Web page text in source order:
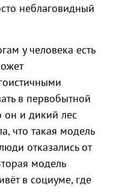
неблаговидный
у человека есть
в первобытной
он и дикий лес
что такая модель
отказались от
модель
в социуме, где